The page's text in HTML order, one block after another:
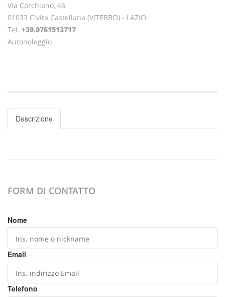
Via Corchiano, 46
01033 Civita Castellana (VITERBO) - LAZIO
Tel. +39.0761513717
Autonoleggio
Descrizione
FORM DI CONTATTO
Nome
Email
Telefono